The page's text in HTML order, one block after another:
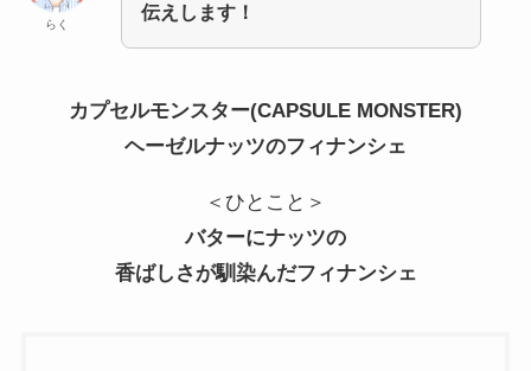
らく
伝えします！
カプセルモンスター(CAPSULE MONSTER)
ヘーゼルナッツのフィナンシェ
＜ひとこと＞
バターにナッツの
香ばしさが馴染んだフィナンシェ